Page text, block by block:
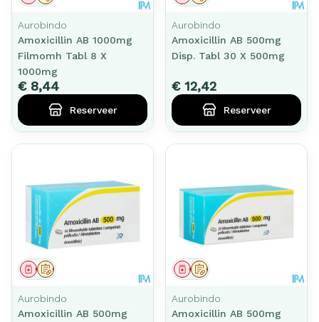
Aurobindo
Amoxicillin AB 1000mg
Filmomh Tabl 8 X
1000mg
€ 8,44
Reserveer
Aurobindo
Amoxicillin AB 500mg
Disp. Tabl 30 X 500mg
€ 12,42
Reserveer
Op voorschrift
Geneesmiddel
Aurobindo
Amoxicillin AB 500mg
Op voorschrift
Geneesmiddel
Aurobindo
Amoxicillin AB 500mg